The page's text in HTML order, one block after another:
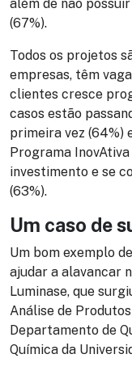
além de não
(67%).
Todos os projetos
empresas, têm
clientes cresce
casos estão
primeira vez (64%)
Programa
investimento e se
(63%).
Um caso de
Um bom exemplo
ajudar a alavancar
Luminase, que
Análise de
Departamento de
Química da